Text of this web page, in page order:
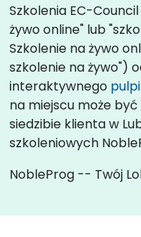
Szkolenia EC-
żywo online" lub
Szkolenie na żywo
szkolenie na żywo")
interaktywnego
na miejscu może
siedzibie klienta w
szkoleniowych
NobleProg -- Twój